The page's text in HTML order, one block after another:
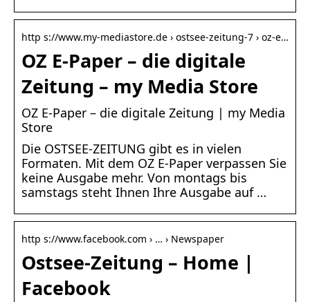
http s://www.my-mediastore.de › ostsee-zeitung-7 › oz-e…
OZ E-Paper – die digitale
Zeitung – my Media Store
OZ E-Paper – die digitale Zeitung | my Media
Store
Die OSTSEE-ZEITUNG gibt es in vielen
Formaten. Mit dem OZ E-Paper verpassen Sie
keine Ausgabe mehr. Von montags bis
samstags steht Ihnen Ihre Ausgabe auf …
http s://www.facebook.com › … › Newspaper
Ostsee-Zeitung – Home |
Facebook